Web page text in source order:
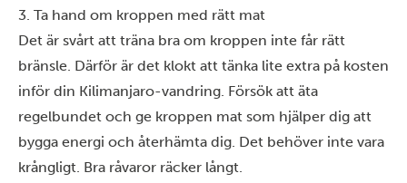
3. Ta hand om kroppen med rätt mat
Det är svårt att träna bra om kroppen inte får rätt
bränsle. Därför är det klokt att tänka lite extra på kosten
inför din Kilimanjaro-vandring. Försök att äta
regelbundet och ge kroppen mat som hjälper dig att
bygga energi och återhämta dig. Det behöver inte vara
krångligt. Bra råvaror räcker långt.